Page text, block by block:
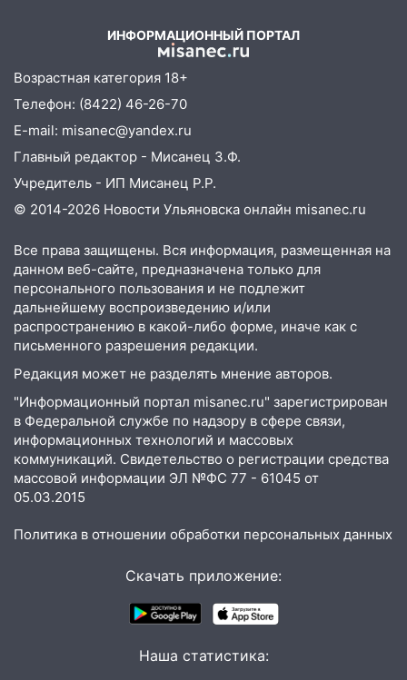
Дети на дорогах: пострадали
велосипедисты, мотоциклисты и
пешеходы. Обзор крупных аварий в
Ульяновской области
08:30
Поджог со свечой, 16 сгоревших
домов и выстрел за водку
Какая погоды будет днем 8
августа
Ульяновске останется закрытым до
утра 10 августа
05:18 Судьба готовит сюрприз: гороскоп
на 8 августа — кому повезет с
деньгами, а кого ждет неожиданная
встреча
04:47
В Ульяновской области объявили
ракетную опасность: звучат сирены
07.08.2026
20:40 Ульяновские аграрии смогут
купить тракторы с отсрочкой платежа
до декабря
19:34
В следственном управлении
мероприятие, приуроченное к
празднованию Дня сотрудника органов
следствия Российской Федерации
Ульяновцев приглашают
ИНФОРМАЦИОННЫЙ ПОРТАЛ
Возрастная категория 18+
Телефон: (8422) 46-26-70
E-mail: misanec@yandex.ru
Главный редактор - Мисанец З.Ф.
Учредитель - ИП Мисанец Р.Р.
© 2014-2026 Новости Ульяновска онлайн misanec.ru
Все права защищены. Вся информация, размещенная на
данном веб-сайте, предназначена только для
персонального пользования и не подлежит
дальнейшему воспроизведению и/или
распространению в какой-либо форме, иначе как с
письменного разрешения редакции.
Редакция может не разделять мнение авторов.
"Информационный портал misanec.ru" зарегистрирован
в Федеральной службе по надзору в сфере связи,
информационных технологий и массовых
коммуникаций. Свидетельство о регистрации средства
массовой информации ЭЛ №ФС 77 - 61045 от
05.03.2015
Политика в отношении обработки персональных данных
Скачать приложение:
Наша статистика: